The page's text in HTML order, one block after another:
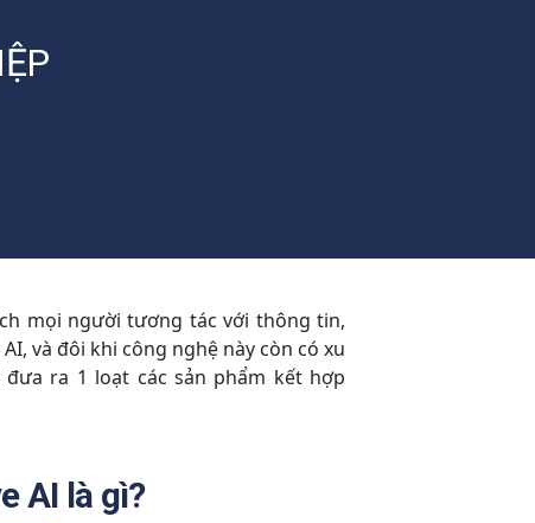
mọi người tương tác với thông tin,
và đôi khi công nghệ này còn có xu
đưa ra 1 loạt các sản phẩm kết hợp
AI là gì?